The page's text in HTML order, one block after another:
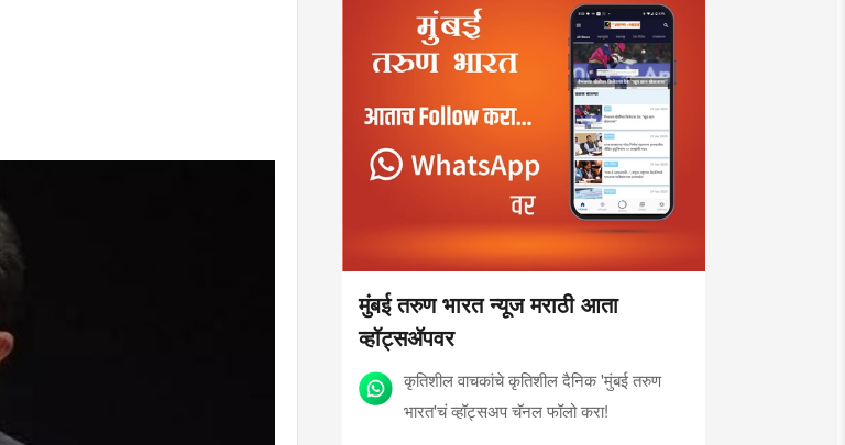
मुंबई तरुण भारत न्यूज मराठी आता
व्हॉट्सॲपवर
कृतिशील वाचकांचे कृतिशील दैनिक 'मुंबई तरुण
भारत'चं व्हॉट्सअप चॅनल फॉलो करा!